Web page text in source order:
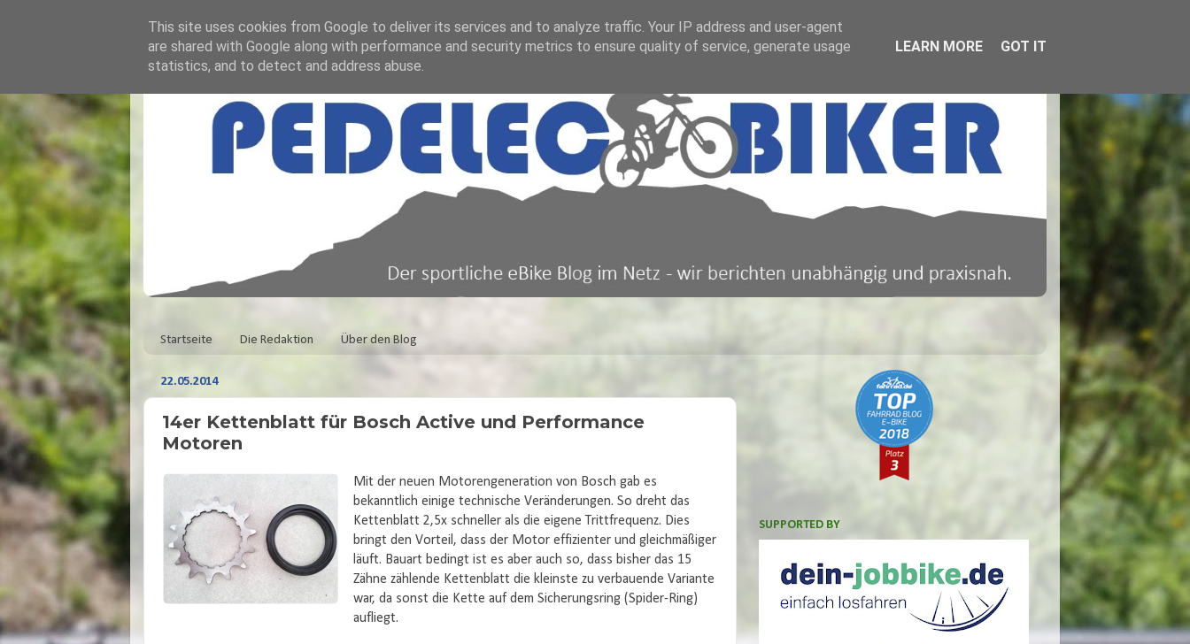
Startseite Die Redaktion Über den Blog
22.05.2014
14er Kettenblatt für Bosch Active und Performance
Motoren
Mit der neuen Motorengeneration von Bosch gab es
bekanntlich einige technische Veränderungen. So dreht das
Kettenblatt 2,5x schneller als die eigene Trittfrequenz. Dies
bringt den Vorteil, dass der Motor effizienter und gleichmäßiger
läuft. Bauart bedingt ist es aber auch so, dass bisher das 15
Zähne zählende Kettenblatt die kleinste zu verbauende Variante
war, da sonst die Kette auf dem Sicherungsring (Spider-Ring)
aufliegt.
SUPPORTED BY
This site uses cookies from Google to deliver its services and to analyze traffic. Your IP address and user-agent
are shared with Google along with performance and security metrics to ensure quality of service, generate usage
statistics, and to detect and address abuse.
LEARN MORE GOT IT